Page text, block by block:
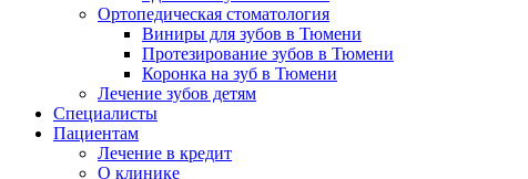
Ортопедическая стоматология
Виниры для зубов в Тюмени
Протезирование зубов в Тюмени
Коронка на зуб в Тюмени
Лечение зубов детям
Специалисты
Пациентам
Лечение в кредит
О клинике